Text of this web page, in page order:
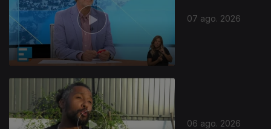
07 ago. 2026
06 ago. 2026